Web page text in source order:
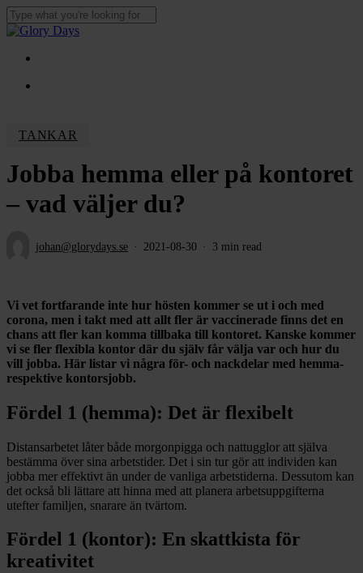
Skip
to
content
Close
Menu
TANKAR
Jobba hemma eller på kontoret
– vad väljer du?
johan@glorydays.se 2021-08-30 3 min read
Vi vet fortfarande inte hur hösten kommer se ut i och med
corona, men i takt med att allt fler är vaccinerade finns det en
chans att fler kan komma tillbaka till kontoret. Kanske kommer
vi se fler flexibla kontor där du själv får välja var och hur du
vill jobba. Här listar vi några för- och nackdelar med hemma-
respektive kontorsjobb.
Fördel 1 (hemma): Det är flexibelt
Distansarbetet låter både morgonpigga och nattugglor att själva
bestämma över sina arbetstider. Det i sin tur gör att individen kan
jobba mer effektivt än under de vanliga arbetstiderna. Dessutom kan
det också bli lättare att hinna med att planera arbetsuppgifterna
utefter familjen, snarare än tvärtom.
Fördel 1 (kontor): En skattkista för
kreativitet